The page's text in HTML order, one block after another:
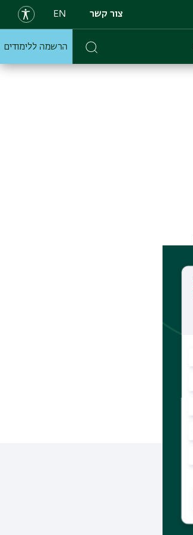
צור קשר EN
הרשמה ללימודים